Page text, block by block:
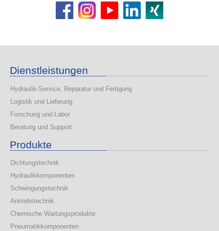
Dienstleistungen
Hydraulik-Service, Reparatur und Fertigung
Logistik und Lieferung
Forschung und Labor
Beratung und Support
Produkte
Dichtungstechnik
Hydraulikkomponenten
Schwingungstechnik
Antriebstechnik
Chemische Wartungsprodukte
Pneumatikkomponenten